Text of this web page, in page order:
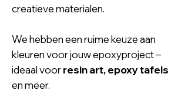
creatieve materialen.
We hebben een ruime keuze aan
kleuren voor jouw epoxyproject –
ideaal voorresin art, epoxy tafels
en meer.